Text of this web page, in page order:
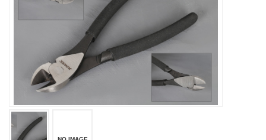
Döküm ve Kaynak
malzemeleri
Pense ve Yan Keskiler
Kuyumcu Vitrinleri